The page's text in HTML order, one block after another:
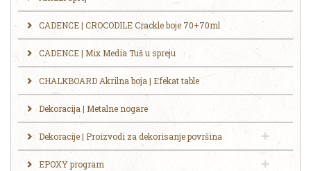
CADENCE | CROCODILE Crackle boje 70+70ml
CADENCE | Mix Media Tuš u spreju
CHALKBOARD Akrilna boja | Efekat table
Dekoracija | Metalne nogare
Dekoracije | Proizvodi za dekorisanje površina
EPOXY program